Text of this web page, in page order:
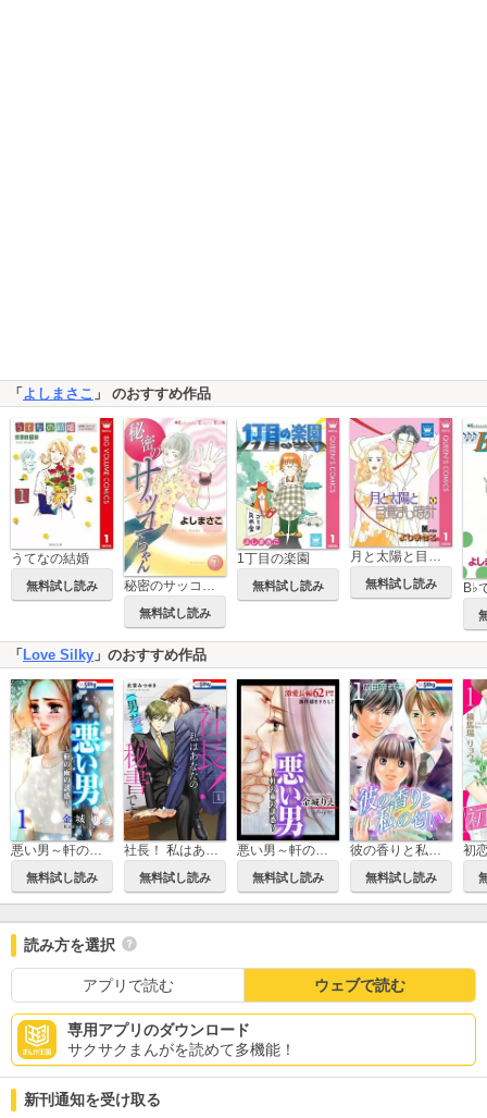
「 よしまさこ 」 のおすすめ作品
うてなの結婚
無料試し読み 秘密のサッコちゃん
無料試し読み
1丁目の楽園
無料試し読み
月と太陽と目覚まし時計
無料試し読み B♭
「 Love Silky 」のおすすめ作品
悪い男～軒の雨の誘惑～
無料試し読み
社長！ 私はあなたの(男装)秘書です。
無料試し読み
悪い男～軒の雨の誘惑～ Love Silky
無料試し読み
彼の香りと私の匂い
無料試し読み
読み方を選択
アプリで読む ウェブで読む
専用アプリのダウンロード
サクサクまんがを読めて多機能！
新刊通知を受け取る